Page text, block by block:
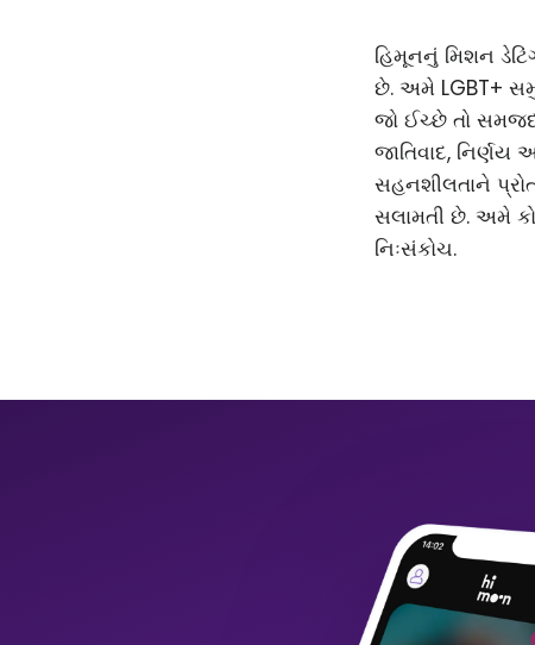
હિમૂનનું મિશન
છે. અમે LGBT+
જો ઈચ્છે તો
જાતિવાદ,
સહનશીલતાને
સલામતી છે. અમે
નિઃસંકોચ.